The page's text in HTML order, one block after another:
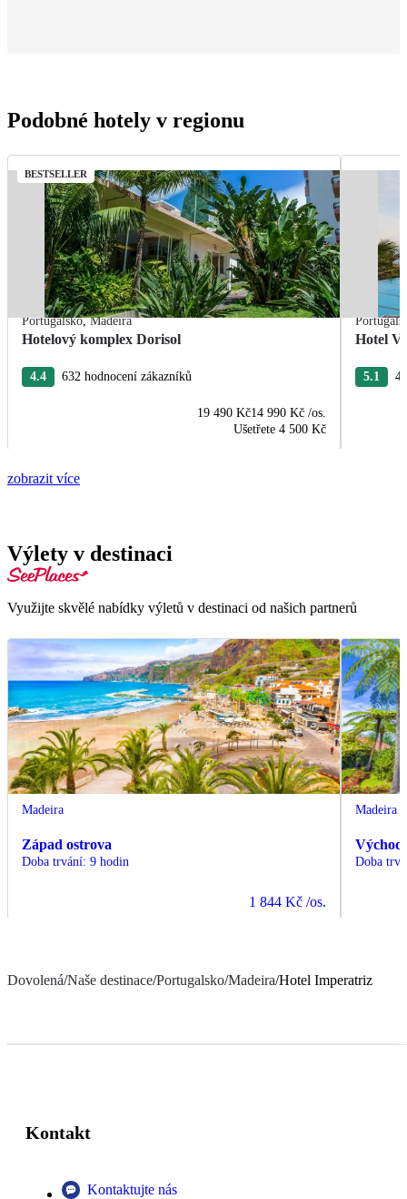
Podobné hotely v regionu
BESTSELLER
Portugalsko,Madeira
Hotelový komplex Dorisol
4.4 632 hodnocení zákazníků
19 490 Kč14 990 Kč /os.
Ušetřete 4 500 Kč
Hotel
5.1
zobrazit více
Výlety v destinaci
Využijte skvělé nabídky výletů v destinaci od našich partnerů
Madeira
Západ ostrova
Doba trvání: 9 hodin
1 844 Kč /os.
Madeira
Východ
Doba
Dovolená/Naše destinace/Portugalsko/Madeira/Hotel Imperatriz
Kontakt
Kontaktujte nás